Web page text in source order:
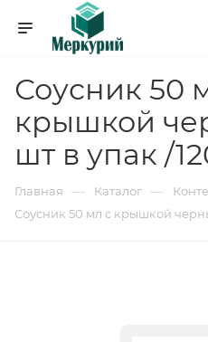
Соусник 50
крышкой
шт в упак /
Главная — Каталог —
Соусник 50 мл с крышкой